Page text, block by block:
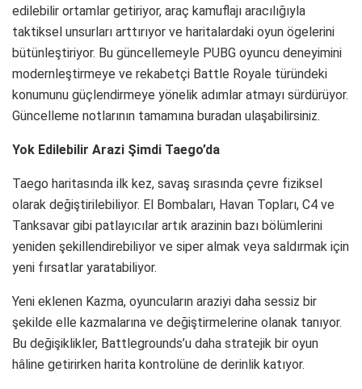
edilebilir ortamlar getiriyor, araç kamuflajı aracılığıyla
taktiksel unsurları arttırıyor ve haritalardaki oyun ögelerini
bütünleştiriyor. Bu güncellemeyle PUBG oyuncu deneyimini
modernleştirmeye ve rekabetçi Battle Royale türündeki
konumunu güçlendirmeye yönelik adımlar atmayı sürdürüyor.
Güncelleme notlarının tamamına buradan ulaşabilirsiniz.
Yok Edilebilir Arazi Şimdi Taego’da
Taego haritasında ilk kez, savaş sırasında çevre fiziksel
olarak değiştirilebiliyor. El Bombaları, Havan Topları, C4 ve
Tanksavar gibi patlayıcılar artık arazinin bazı bölümlerini
yeniden şekillendirebiliyor ve siper almak veya saldırmak için
yeni fırsatlar yaratabiliyor.
Yeni eklenen Kazma, oyuncuların araziyi daha sessiz bir
şekilde elle kazmalarına ve değiştirmelerine olanak tanıyor.
Bu değişiklikler, Battlegrounds’u daha stratejik bir oyun
hâline getirirken harita kontrolüne de derinlik katıyor.